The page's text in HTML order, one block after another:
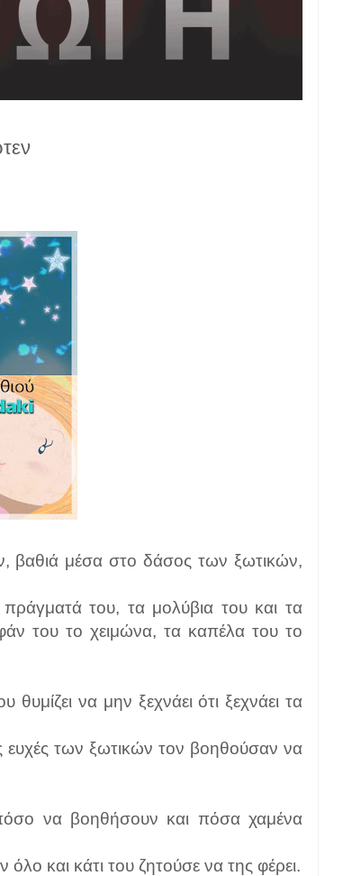
βαθιά μέσα στο δάσος των ξωτικών,
του, τα μολύβια του και τα
του το χειμώνα, τα καπέλα του το
να μην ξεχνάει ότι ξεχνάει τα
των ξωτικών τον βοηθούσαν να
να βοηθήσουν και πόσα χαμένα
και κάτι του ζητούσε να της φέρει.